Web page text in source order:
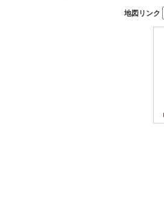
地図リンク